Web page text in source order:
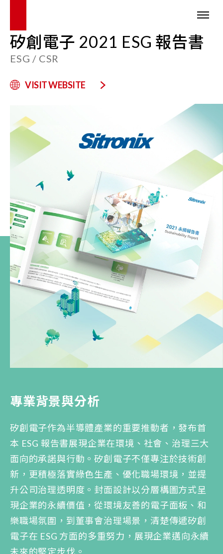
矽創電子 2021 ESG 報告書
ESG / CSR
VISIT WEBSITE
專業背景與分析
矽創電子作為半導體產業的重要推動者，發布首
本 ESG 報告書展現企業在環境、社會、治理三大
面向的承諾與行動。矽創電子不僅專注於技術創
新，更積極落實綠色生產、優化職場環境，並提
升公司治理透明度。封面設計以分層構圖方式呈
現企業的永續價值，從環境友善的電子面板、和
樂職場氛圍，到董事會治理場景，清楚傳遞矽創
電子在 ESG 方面的多重努力，展現企業邁向永續
未來的堅定步伐。